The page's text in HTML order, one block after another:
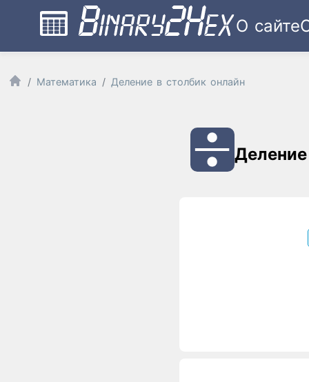
О сайте
Математика Деление в столбик онлайн